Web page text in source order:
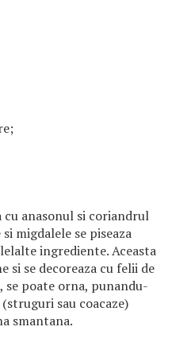
anasonul si coriandrul
migdalele se piseaza
ingrediente. Aceasta
si se decoreaza cu felii de
se poate orna, punandu-
sau coacaze)
smantana.